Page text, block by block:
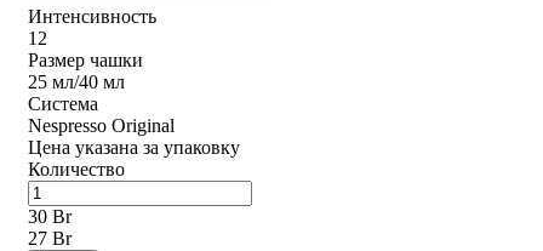
Интенсивность
12
Размер чашки
25 мл/40 мл
Система
Nespresso Original
Цена указана за упаковку
Количество
30 Br
27 Br